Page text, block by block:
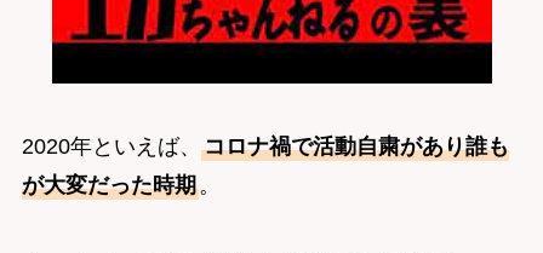
2020年といえば、 コロナ禍で活動自粛があり誰も
が大変だった時期。